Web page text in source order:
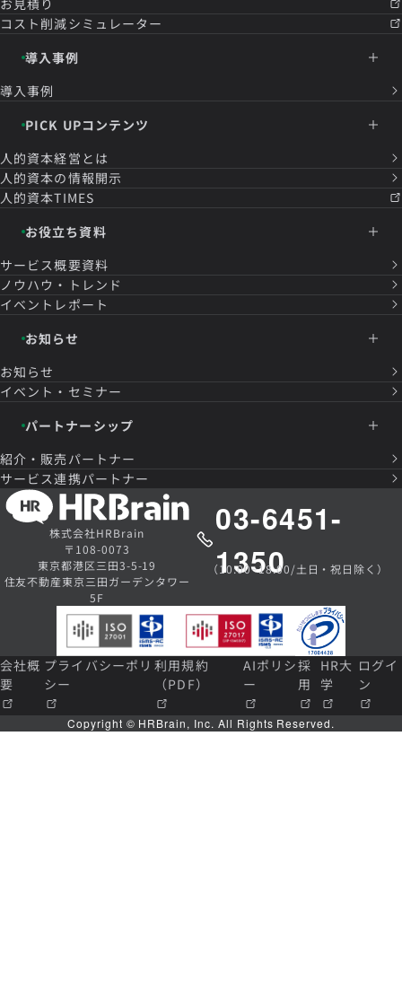
コスト削減シミュレーター
導入事例
導入事例
PICK UPコンテンツ
人的資本経営とは
人的資本の情報開示
人的資本TIMES
お役立ち資料
サービス概要資料
ノウハウ・トレンド
イベントレポート
お知らせ
お知らせ
イベント・セミナー
パートナーシップ
紹介・販売パートナー
サービス連携パートナー
株式会社HRBrain
〒108-0073
東京都港区三田3-5-19
住友不動産東京三田ガーデンタワー
5F
03-6451-
1350
（10:00~18:00/土日・祝日除く）
会社概
要
プライバシーポリ
シー
利用規約
（PDF）
AIポリシ
ー
採
用
HR大
学
ログイ
ン
Copyright © HRBrain, Inc. All Rights Reserved.